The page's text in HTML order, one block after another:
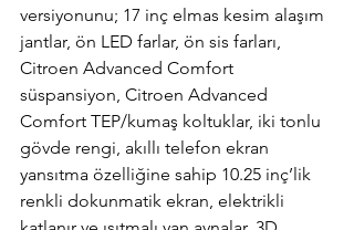
versiyonunu; 17 inç elmas kesim alaşım
jantlar, ön LED farlar, ön sis farları,
Citroen Advanced Comfort
süspansiyon, Citroen Advanced
Comfort TEP/kumaş koltuklar, iki tonlu
gövde rengi, akıllı telefon ekran
yansıtma özelliğine sahip 10.25 inç’lik
renkli dokunmatik ekran, elektrikli